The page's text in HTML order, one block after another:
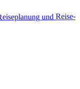
und Reise-